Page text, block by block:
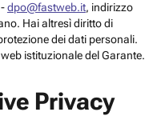
dpo@fastweb.it, indirizzo
Hai altresì diritto di
dei dati personali.
istituzionale del Garante.
Privacy